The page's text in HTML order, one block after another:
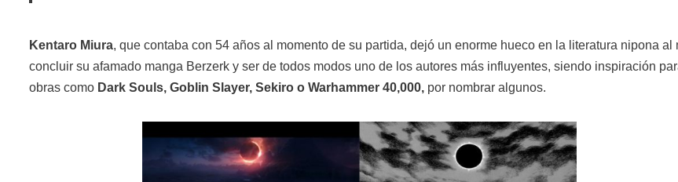
Kentaro Miura, que contaba con 54 años al momento de su partida, dejó un enorme hueco en la literatura nipona al
concluir su afamado manga Berzerk y ser de todos modos uno de los autores más influyentes, siendo inspiración
obras como Dark Souls, Goblin Slayer, Sekiro o Warhammer 40,000, por nombrar algunos.